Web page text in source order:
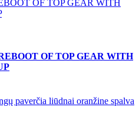
OF TOP GEAR WITH
OF TOP GEAR WITH
paverčia liūdnai oranžine spalva